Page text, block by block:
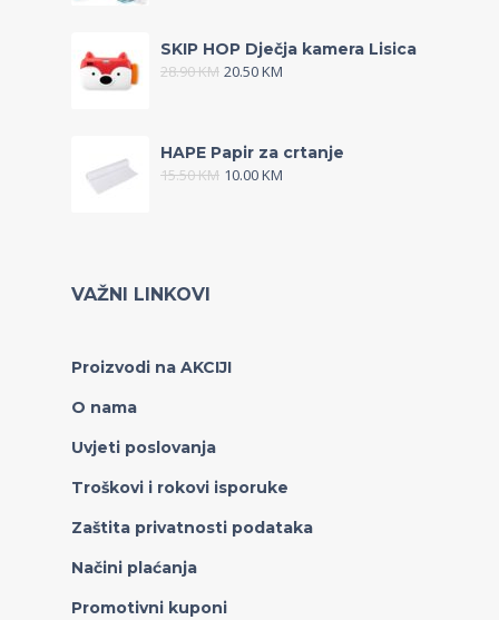
SKIP HOP Dječja kamera Lisica
28.90KM 20.50KM
HAPE Papir za crtanje
15.50KM 10.00KM
VAŽNI LINKOVI
Proizvodi na AKCIJI
O nama
Uvjeti poslovanja
Troškovi i rokovi isporuke
Zaštita privatnosti podataka
Načini plaćanja
Promotivni kuponi